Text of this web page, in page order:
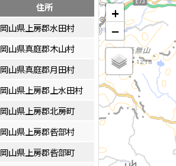
住所
岡山県上房郡水田村
岡山県真庭郡木山村
岡山県真庭郡月田村
岡山県上房郡上水田村
岡山県上房郡北房町
岡山県上房郡呰部村
岡山県上房郡呰部町
+
−